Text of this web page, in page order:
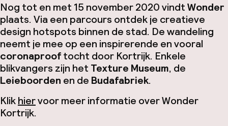
Nog tot en met 15 november 2020 vindtWonder
plaats. Via een parcours ontdek je creatieve
design hotspots binnen de stad. De wandeling
neemt je mee op een inspirerende en vooral
coronaprooftocht door Kortrijk. Enkele
blikvangers zijn het Texture Museum, de
Leieboorden en de Budafabriek.
Klikhiervoor meer informatie over Wonder
Kortrijk.